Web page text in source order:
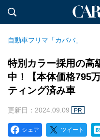
自動車フリマ「カババ」
特別カラー採用の高
中！【本体価格795
ティング済み車
更新日：2024.09.09 PR
シェア ツイート